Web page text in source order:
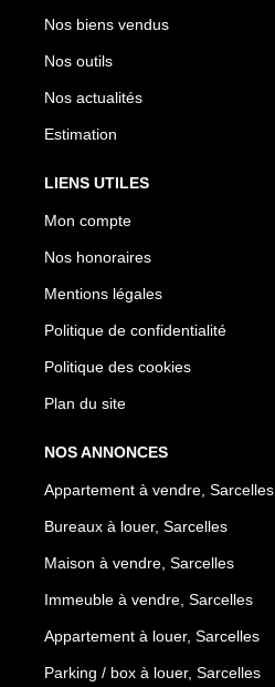
Nos biens vendus
Nos outils
Nos actualités
Estimation
LIENS UTILES
Mon compte
Nos honoraires
Mentions légales
Politique de confidentialité
Politique des cookies
Plan du site
NOS ANNONCES
Appartement à vendre, Sarcelles
Bureaux à louer, Sarcelles
Maison à vendre, Sarcelles
Immeuble à vendre, Sarcelles
Appartement à louer, Sarcelles
Parking / box à louer, Sarcelles